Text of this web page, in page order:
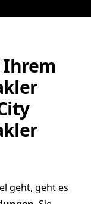
geht, geht es